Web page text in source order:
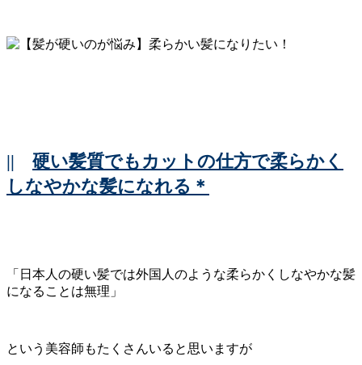
|| 硬い髪質でもカットの仕方で柔らかく
しなやかな髪になれる＊
「日本人の硬い髪では外国人のような柔らかくしなやかな髪
になることは無理」
という美容師もたくさんいると思いますが